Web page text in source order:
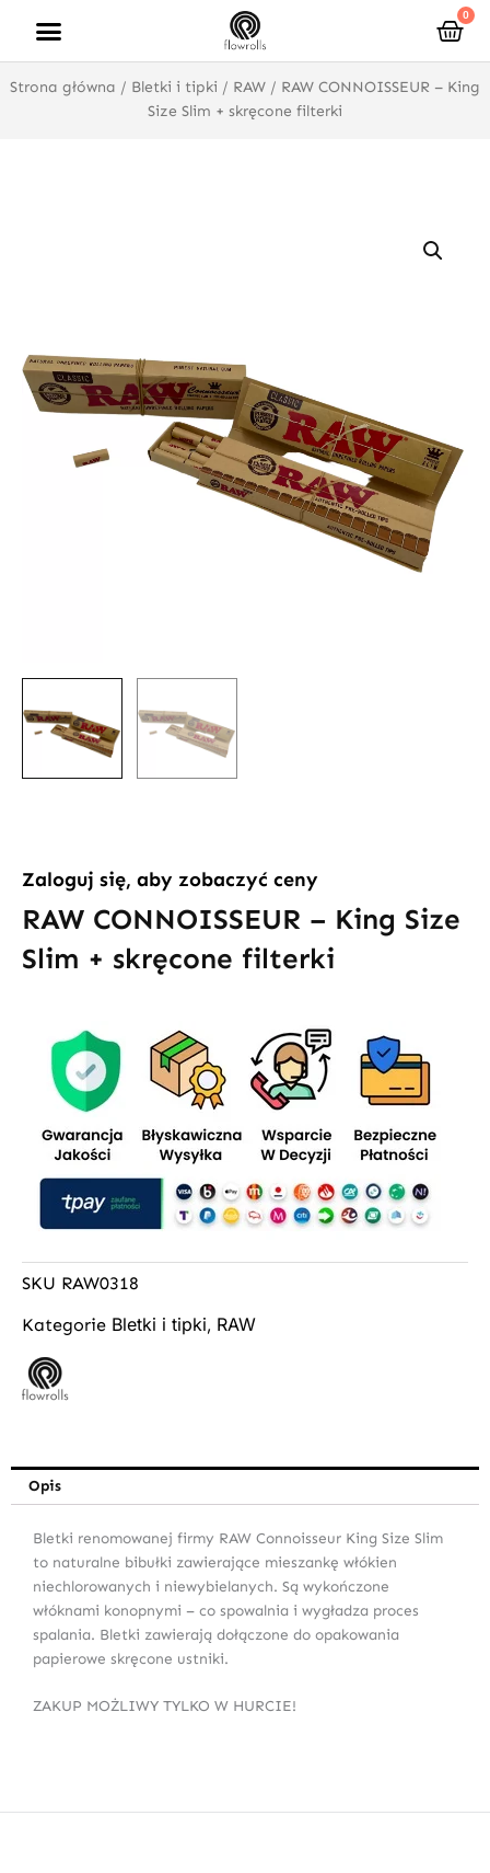
treści
0
Strona główna / Bletki i tipki / RAW / RAW CONNOISSEUR – King
Size Slim + skręcone filterki
Zaloguj się, aby zobaczyć ceny
RAW CONNOISSEUR – King Size
Slim + skręcone filterki
SKU RAW0318
Kategorie Bletki i tipki, RAW
Opis
Bletki renomowanej firmy RAW Connoisseur King Size Slim
to naturalne bibułki zawierające mieszankę włókien
niechlorowanych i niewybielanych. Są wykończone
włóknami konopnymi – co spowalnia i wygładza proces
spalania. Bletki zawierają dołączone do opakowania
papierowe skręcone ustniki.
ZAKUP MOŻLIWY TYLKO W HURCIE!